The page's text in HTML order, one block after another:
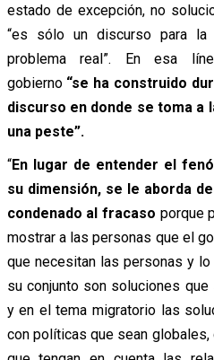
estado de excepción, no
“es sólo un discurso para
problema real”. En esa
gobierno “se ha construido
discurso en donde se toma a
una peste”.
“En lugar de entender el
su dimensión, se le aborda
condenado al fracaso porque
mostrar a las personas que el
que necesitan las personas y
su conjunto son soluciones
y en el tema migratorio las
con políticas que sean globales,